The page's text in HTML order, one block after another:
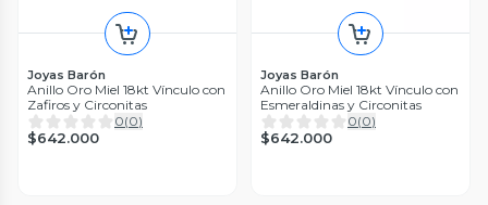
Joyas Barón
Anillo Oro Miel 18kt Vínculo con
Zafiros y Circonitas
0(0)
$642.000
Joyas Barón
Anillo Oro Miel 18kt Vínculo con
Esmeraldinas y Circonitas
0(0)
$642.000